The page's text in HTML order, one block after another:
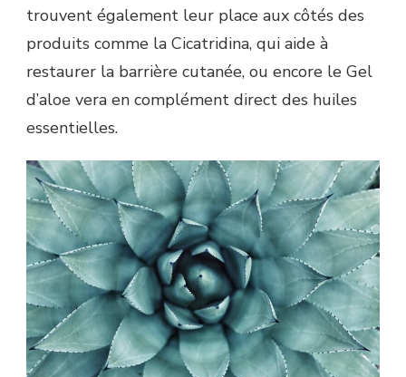
trouvent également leur place aux côtés des
produits comme la Cicatridina, qui aide à
restaurer la barrière cutanée, ou encore le Gel
d’aloe vera en complément direct des huiles
essentielles.